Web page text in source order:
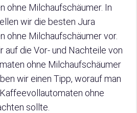
ohne Milchaufschäumer. In
wir die besten Jura
ohne Milchaufschäumer vor.
auf die Vor- und Nachteile von
ohne Milchaufschäumer
wir einen Tipp, worauf man
ohne
sollte.